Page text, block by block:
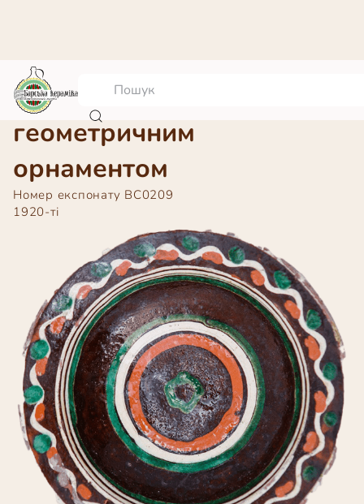
Полумисок з
геометричним
орнаментом
Номер експонату ВС0209
1920-ті